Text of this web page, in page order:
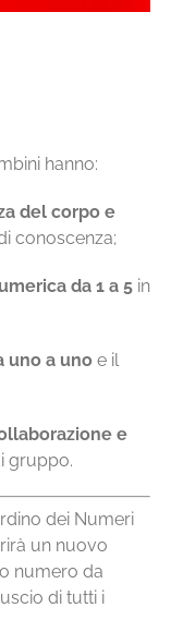
hanno:
del corpo e
conoscenza;
da 1 a 5in
uno a unoe il
e
gruppo.
dei Numeri
un nuovo
numero da
di tutti i